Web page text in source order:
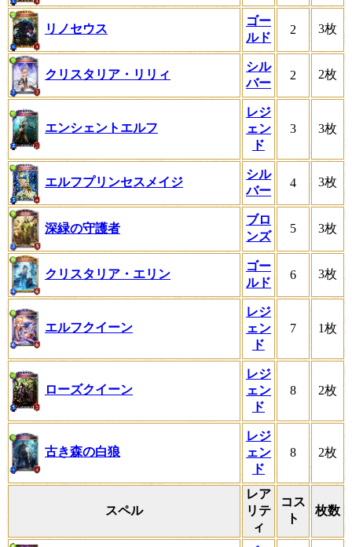
リノセウス
ゴー
ルド
2 3枚
クリスタリア・リリィ
シル
バー
2 2枚
エンシェントエルフ
レジ
ェン
ド
3 3枚
エルフプリンセスメイジ
シル
バー
4 3枚
深緑の守護者
ブロ
ンズ
5 3枚
クリスタリア・エリン
ゴー
ルド
6 3枚
エルフクイーン
レジ
ェン
ド
7 1枚
ローズクイーン
レジ
ェン
ド
8 2枚
古き森の白狼
レジ
ェン
ド
8 2枚
スペル
レア
リテ
ィ
コス
ト
枚数